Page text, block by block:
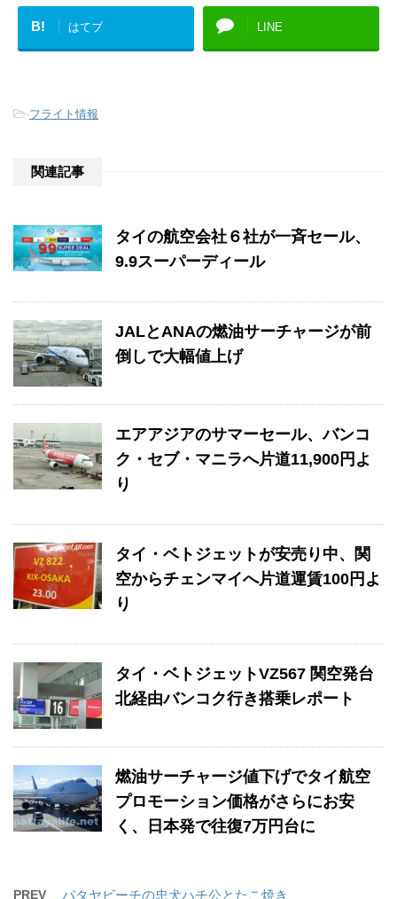
B! はてブ LINE
-フライト情報
関連記事
タイの航空会社６社が一斉セール、
9.9スーパーディール
JALとANAの燃油サーチャージが前
倒しで大幅値上げ
エアアジアのサマーセール、バンコ
ク・セブ・マニラへ片道11,900円よ
り
タイ・ベトジェットが安売り中、関
空からチェンマイへ片道運賃100円よ
り
タイ・ベトジェットVZ567 関空発台
北経由バンコク行き搭乗レポート
燃油サーチャージ値下げでタイ航空
プロモーション価格がさらにお安
く、日本発で往復7万円台に
PREV パタヤビーチの忠犬ハチ公とたこ焼き